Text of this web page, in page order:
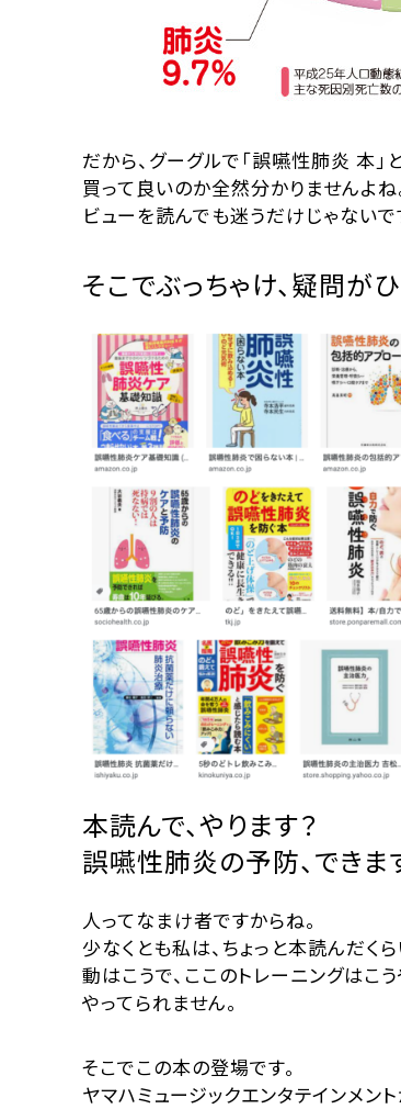
だから、グーグルで「誤嚥性肺炎 本
買って良いのか全然分かりませんよ
ビューを読んでも迷うだけじゃないで
そこでぶっちゃけ、疑問がひ
本読んで、やります？
誤嚥性肺炎の予防、できま
人ってなまけ者ですからね。
少なくとも私は、ちょっと本読んだく
動はこうで、ここのトレーニングはこ
やってられません。
そこでこの本の登場です。
ヤマハミュージックエンタテインメン